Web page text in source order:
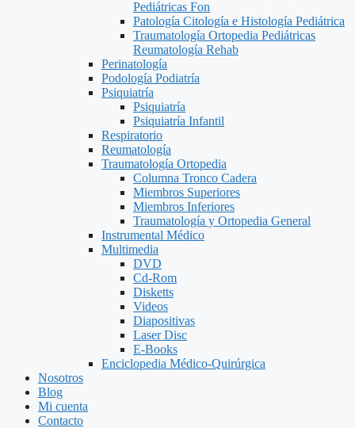
Pediátricas Fon
Patología Citología e Histología Pediátrica
Traumatología Ortopedia Pediátricas
Reumatología Rehab
Perinatología
Podología Podiatría
Psiquiatría
Psiquiatría
Psiquiatría Infantil
Respiratorio
Reumatología
Traumatología Ortopedia
Columna Tronco Cadera
Miembros Superiores
Miembros Inferiores
Traumatología y Ortopedia General
Instrumental Médico
Multimedia
DVD
Cd-Rom
Disketts
Videos
Diapositivas
Laser Disc
E-Books
Enciclopedia Médico-Quirúrgica
Nosotros
Blog
Mi cuenta
Contacto